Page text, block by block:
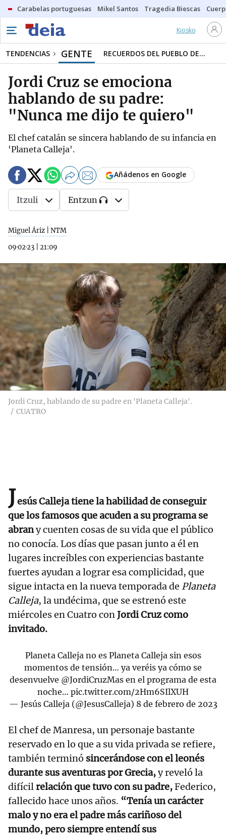
Carabelas portuguesas Mikel Santos Tragedia Biescas
Kiosko
TENDENCIAS GENTE RECUERDOS DEL PUEBLO DE...
Jordi Cruz se emociona
hablando de su padre:
"Nunca me dijo te quiero"
El chef catalán se sincera hablando de su infancia en
'Planeta Calleja'.
Miguel Áriz | NTM
09·02·23
21:09
Añádenos en Google
Itzuli Entzun
Jordi Cruz, hablando de su padre en 'Planeta Calleja'.
CUATRO
Jesús Calleja tiene la habilidad de conseguir
que los famosos que acuden a su programa se
abrany cuenten cosas de su vida que el público
no conocía. Los días que pasan junto a él en
lugares increíbles con experiencias bastante
fuertes ayudan a lograr esa complicidad, que
sigue intacta en la nueva temporada de Planeta
Calleja, la undécima, que se estrenó este
miércoles en Cuatro conJordi Cruz como
invitado.
Planeta Calleja no es Planeta Calleja sin esos
momentos de tensión… ya veréis ya cómo se
desenvuelve @JordiCruzMas en el programa de esta
noche… pic.twitter.com/2Hm6SIlXUH
— Jesús Calleja (@JesusCalleja) 8 de febrero de 2023
El chef de Manresa, un personaje bastante
reservado en lo que a su vida privada se refiere,
también terminó sincerándose con el leonés
durante sus aventuras por Grecia,y reveló la
difícilrelación que tuvo con su padre,Federico,
fallecido hace unos años. “Tenía un carácter
malo y no era el padre más cariñoso del
mundo, pero siempre entendí sus